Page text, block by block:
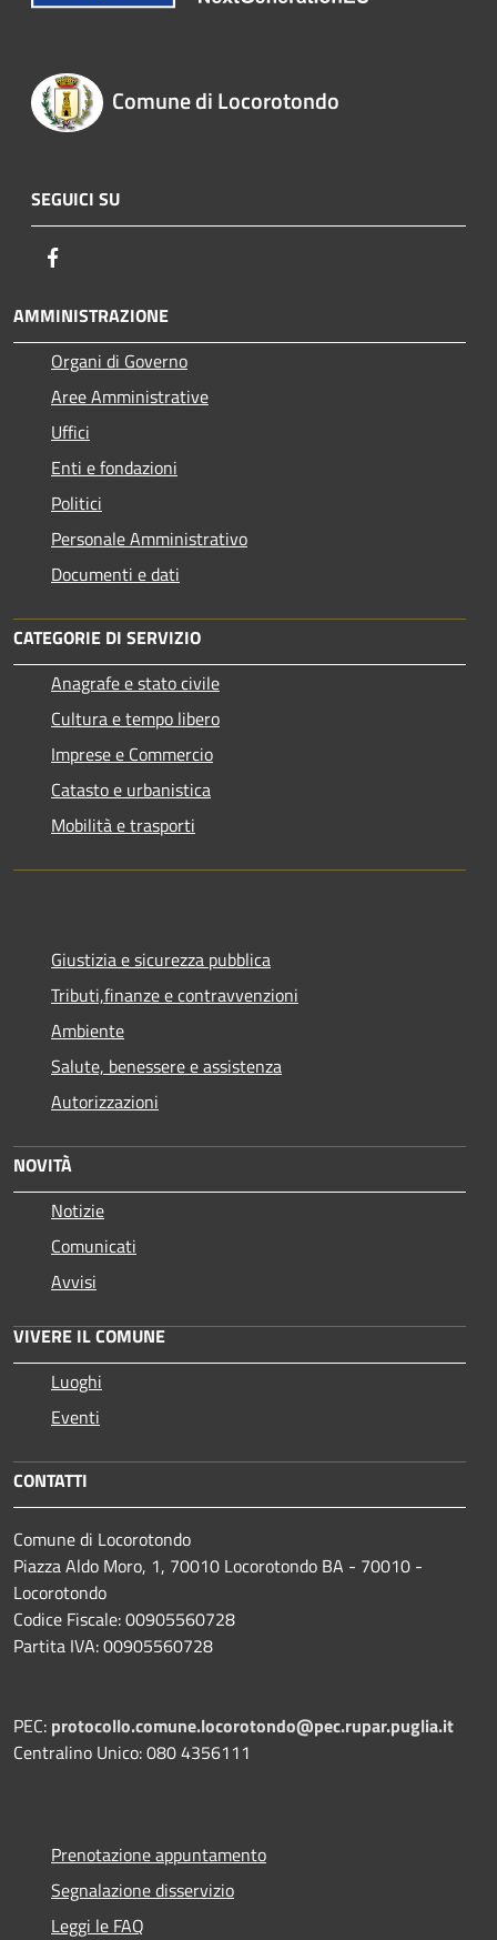
Comune di Locorotondo
SEGUICI SU
AMMINISTRAZIONE
Organi di Governo
Aree Amministrative
Uffici
Enti e fondazioni
Politici
Personale Amministrativo
Documenti e dati
CATEGORIE DI SERVIZIO
Anagrafe e stato civile
Cultura e tempo libero
Imprese e Commercio
Catasto e urbanistica
Mobilità e trasporti
Giustizia e sicurezza pubblica
Tributi,finanze e contravvenzioni
Ambiente
Salute, benessere e assistenza
Autorizzazioni
NOVITÀ
Notizie
Comunicati
Avvisi
VIVERE IL COMUNE
Luoghi
Eventi
CONTATTI
Comune di Locorotondo
Piazza Aldo Moro, 1, 70010 Locorotondo BA - 70010 -
Locorotondo
Codice Fiscale: 00905560728
Partita IVA: 00905560728
PEC: protocollo.comune.locorotondo@pec.rupar.puglia.it
Centralino Unico: 080 4356111
Prenotazione appuntamento
Segnalazione disservizio
Leggi le FAQ